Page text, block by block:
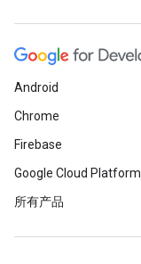
Android
Chrome
Firebase
Google Cloud Platform
所有产品